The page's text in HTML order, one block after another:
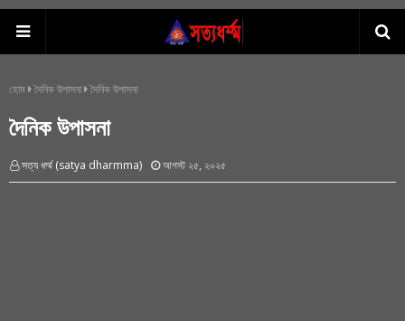
হোম দৈনিক উপাসনা দৈনিক উপাসনা
দৈনিক উপাসনা
সত্য ধর্ম্ম (satya dharmma) আগস্ট ২৫, ২০২৫